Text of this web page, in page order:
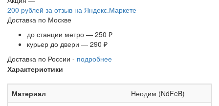
200 рублей за отзыв на Яндекс.Маркете
Доставка по Москве
до станции метро — 250 ₽
курьер до двери — 290 ₽
Доставка по России - подробнее
Характеристики
Материал
Неодим (NdFeB)